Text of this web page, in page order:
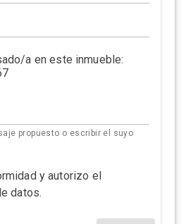
propuesto o escribir el suyo
y autorizo el
datos.